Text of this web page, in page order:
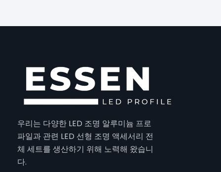
우리는 다양한 LED 조명 알루미늄 프로
파일과 관련 LED 선형 조명 액세서리 전
체 세트를 생산하기 위해 노력해 왔습니
다.